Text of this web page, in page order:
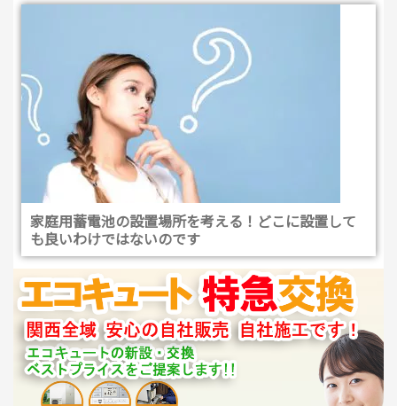
家庭用蓄電池の設置場所を考える！どこに設置して
も良いわけではないのです